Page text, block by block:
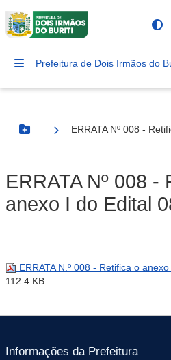
Prefeitura de Dois Irmãos do
Botão Menu
ERRATA Nº 008 -
ERRATA Nº 008 -
anexo I do Edital
ERRATA N.º 008 - Retifica o
112.4 KB
Informações da Prefeitura